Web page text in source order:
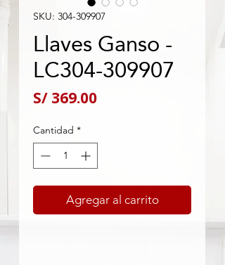
SKU: 304-309907
Llaves Ganso -
LC304-309907
S/ 369.00Precio
Cantidad *
Agregar al carrito